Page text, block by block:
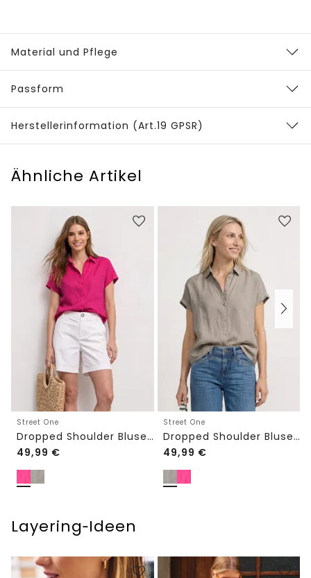
Material und Pflege
Passform
Herstellerinformation (Art.19 GPSR)
Ähnliche Artikel
Street One
Dropped Shoulder Bluse aus Leinen
49,99 €
Street One
Dropped Shoulder Bluse aus Leinen
49,99 €
Layering‑Ideen